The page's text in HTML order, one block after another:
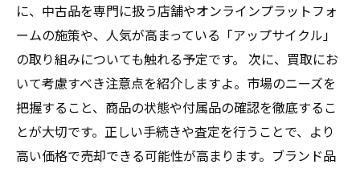
に、中古品を専門に扱う店舗やオンラインプラットフォ
ームの施策や、人気が高まっている「アップサイクル」
の取り組みについても触れる予定です。 次に、買取にお
いて考慮すべき注意点を紹介しますよ。市場のニーズを
把握すること、商品の状態や付属品の確認を徹底するこ
とが大切です。正しい手続きや査定を行うことで、より
高い価格で売却できる可能性が高まります。ブランド品